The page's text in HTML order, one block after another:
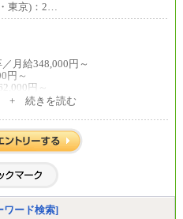
東京)：2…
月給348,000円～
円～
円～
円～
円～
円～
円～
+ 続きを読む
ワード検索]